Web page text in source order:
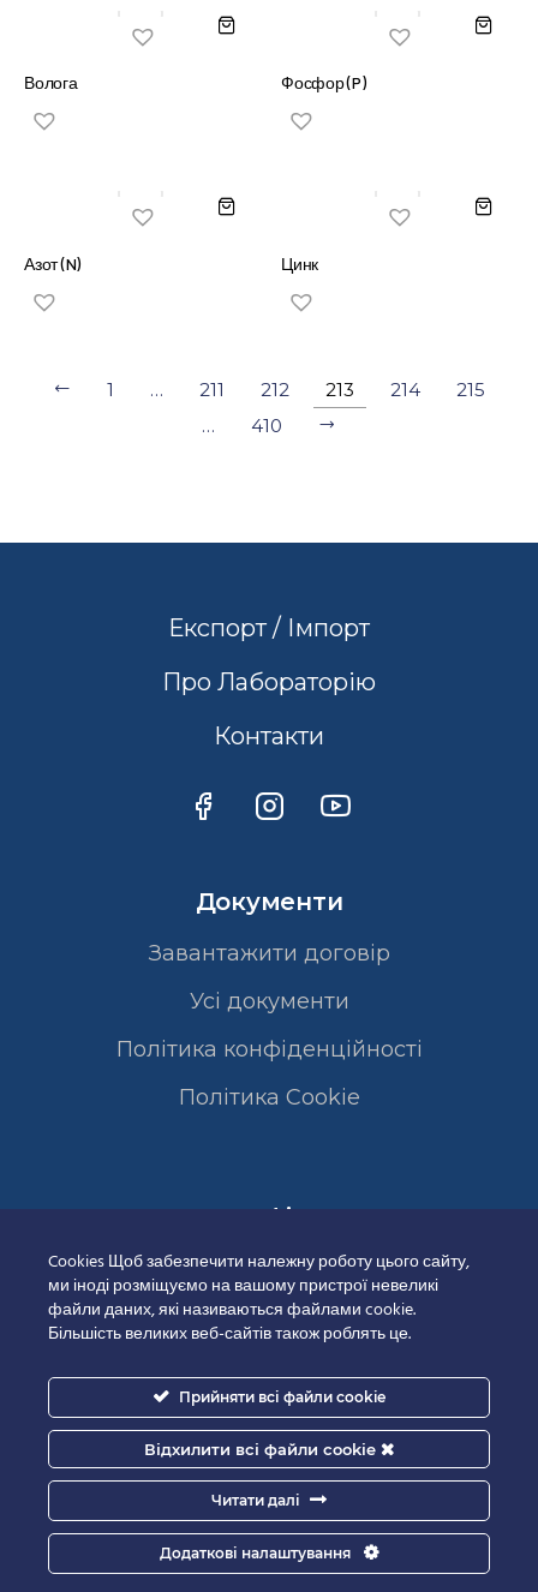
Волога Фосфор (P)
Азот (N) Цинк
1 … 211 212 213 214
215
…
410
Експорт / Імпорт
Про Лабораторію
Контакти
Документи
Завантажити договір
Усі документи
Політика конфіденційності
Полiтика Cookie
Сертифікати
Good-IT.com.ua for Biolights - All rights reserved.
Cookies Щоб забезпечити належну роботу цього сайту,
ми іноді розміщуємо на вашому пристрої невеликі
файли даних, які називаються файлами cookie.
Більшість великих веб-сайтів також роблять це.
Прийняти всі файли cookie
Відхилити всі файли cookie
Читати далі
Додаткові налаштування